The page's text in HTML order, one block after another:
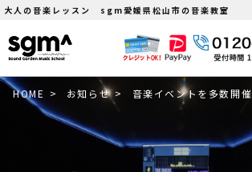
大人の音楽レッスン sgm愛媛県松山市の音楽教室
HOME > お知らせ > 音楽イベントを多数開催